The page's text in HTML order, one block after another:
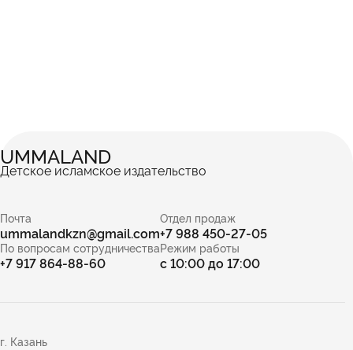
UMMALAND
Детское исламское издательство
Почта
ummalandkzn@gmail.com
Отдел продаж
+7 988 450-27-05
По вопросам сотрудничества
+7 917 864-88-60
Режим работы
с 10:00 до 17:00
г. Казань